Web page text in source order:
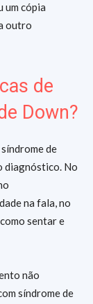
um cópia
outro
de
Down?
de
diagnóstico. No
na fala, no
sentar e
não
síndrome de